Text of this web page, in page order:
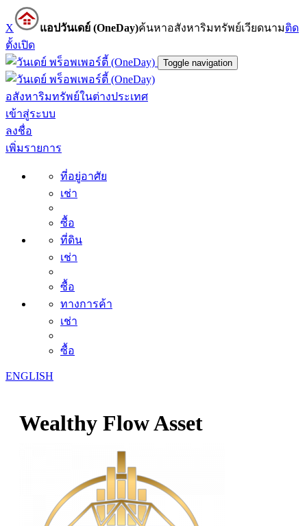
X แอปวันเดย์ (OneDay)ค้นหาอสังหาริมทรัพย์เวียดนามติด
ตั้งเปิด
Toggle navigation
อสังหาริมทรัพย์ในต่างประเทศ
เข้าสู่ระบบ
ลงชื่อ
เพิ่มรายการ
ที่อยู่อาศัย
เช่า
ซื้อ
ที่ดิน
เช่า
ซื้อ
ทางการค้า
เช่า
ซื้อ
ENGLISH
Wealthy Flow Asset